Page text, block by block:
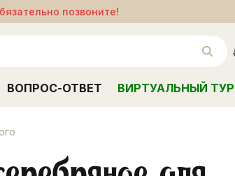
позвоните!
ВОПРОС-ОТВЕТ ВИРТУАЛЬНЫЙ ТУР